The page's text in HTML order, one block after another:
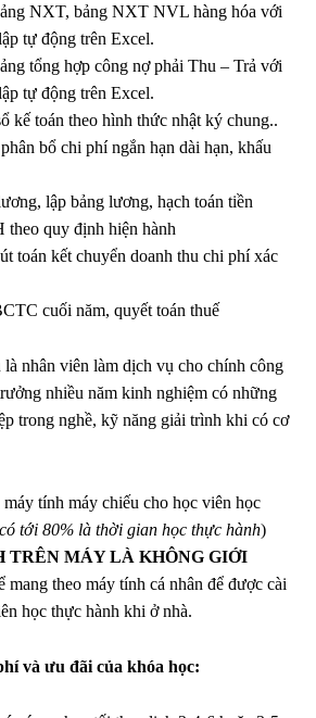
NXT, bảng NXT NVL hàng hóa với
tự động trên Excel.
tổng hợp công nợ phải Thu – Trả với
tự động trên Excel.
kế toán theo hình thức nhật ký chung..
bổ chi phí ngắn hạn dài hạn, khấu
lập bảng lương, hạch toán tiền
theo quy định hiện hành
toán kết chuyển doanh thu chi phí xác
cuối năm, quyết toán thuế
nhân viên làm dịch vụ cho chính công
nhiều năm kinh nghiệm có những
trong nghề, kỹ năng giải trình khi có cơ
tính máy chiếu cho học viên học
tới 80% là thời gian học thực hành)
TRÊN MÁY LÀ KHÔNG GIỚI
mang theo máy tính cá nhân để được cài
học thực hành khi ở nhà.
và ưu đãi của khóa học: